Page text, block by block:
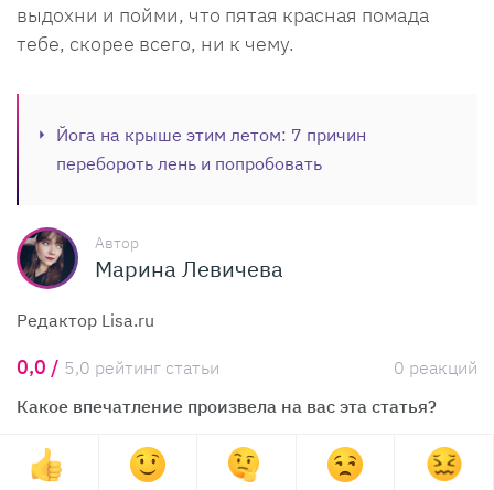
выдохни и пойми, что пятая красная помада
тебе, скорее всего, ни к чему.
Йога на крыше этим летом: 7 причин
перебороть лень и попробовать
Автор
Марина Левичева
Редактор Lisa.ru
0,0 / 5,0 рейтинг статьи
0 реакций
Какое впечатление произвела на вас эта статья?